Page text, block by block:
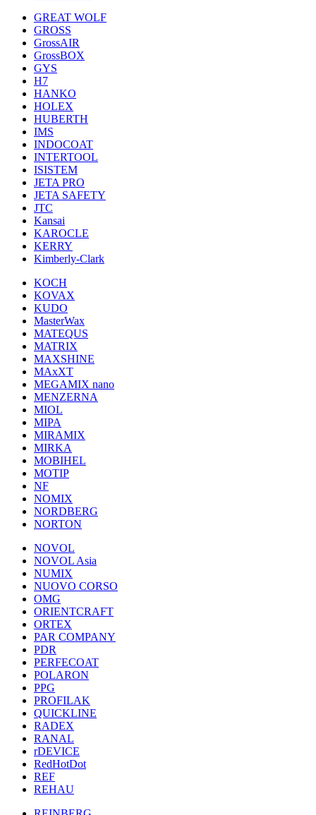
GREAT WOLF
GROSS
GrossAIR
GrossBOX
GYS
H7
HANKO
HOLEX
HUBERTH
IMS
INDOCOAT
INTERTOOL
ISISTEM
JETA PRO
JETA SAFETY
JTC
Kansai
KAROCLE
KERRY
Kimberly-Clark
KOCH
KOVAX
KUDO
MasterWax
MATEQUS
MATRIX
MAXSHINE
MAxXT
MEGAMIX nano
MENZERNA
MIOL
MIPA
MIRAMIX
MIRKA
MOBIHEL
MOTIP
NF
NOMIX
NORDBERG
NORTON
NOVOL
NOVOL Asia
NUMIX
NUOVO CORSO
OMG
ORIENTCRAFT
ORTEX
PAR COMPANY
PDR
PERFECOAT
POLARON
PPG
PROFILAK
QUICKLINE
RADEX
RANAL
rDEVICE
RedHotDot
REF
REHAU